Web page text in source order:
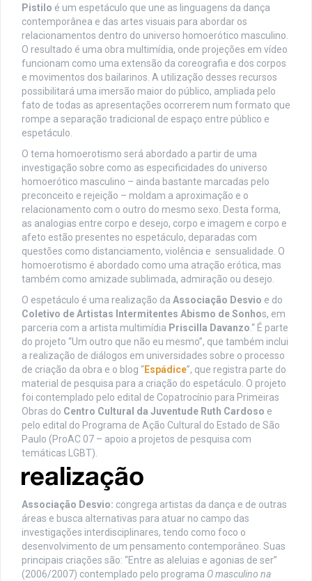
Pistilo é um espetáculo que une as linguagens da dança
contemporânea e das artes visuais para abordar os
relacionamentos dentro do universo homoerótico masculino.
O resultado é uma obra multimídia, onde projeções em vídeo
funcionam como uma extensão da coreografia e dos corpos
e movimentos dos bailarinos. A utilização desses recursos
possibilitará uma imersão maior do público, ampliada pelo
fato de todas as apresentações ocorrerem num formato que
rompe a separação tradicional de espaço entre público e
espetáculo.
O tema homoerotismo será abordado a partir de uma
investigação sobre como as especificidades do universo
homoerótico masculino – ainda bastante marcadas pelo
preconceito e rejeição – moldam a aproximação e o
relacionamento com o outro do mesmo sexo. Desta forma,
as analogias entre corpo e desejo, corpo e imagem e corpo e
afeto estão presentes no espetáculo, deparadas com
questões como distanciamento, violência e sensualidade. O
homoerotismo é abordado como uma atração erótica, mas
também como amizade sublimada, admiração ou desejo.
O espetáculo é uma realização da Associação Desvio e do
Coletivo de Artistas Intermitentes Abismo de Sonhos, em
parceria com a artista multimídia Priscilla Davanzo .“ É parte
do projeto “Um outro que não eu mesmo”, que também inclui
a realização de diálogos em universidades sobre o processo
de criação da obra e o blog “Espádice”, que registra parte do
material de pesquisa para a criação do espetáculo. O projeto
foi contemplado pelo edital de Copatrocínio para Primeiras
Obras do Centro Cultural da Juventude Ruth Cardoso e
pelo edital do Programa de Ação Cultural do Estado de São
Paulo (ProAC 07 – apoio a projetos de pesquisa com
temáticas LGBT).
Associação Desvio: congrega artistas da dança e de outras
áreas e busca alternativas para atuar no campo das
investigações interdisciplinares, tendo como foco o
desenvolvimento de um pensamento contemporâneo. Suas
principais criações são: “Entre as aleluias e agonias de ser”
(2006/2007) contemplado pelo programa O masculino na